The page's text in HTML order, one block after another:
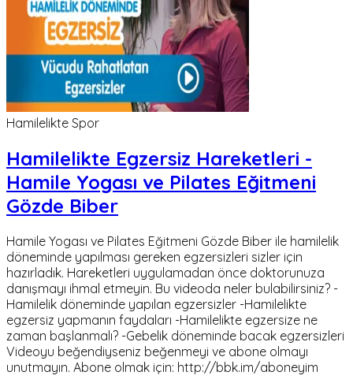
Hamilelikte Spor
Hamilelikte Egzersiz Hareketleri -
Hamile Yogası ve Pilates Eğitmeni
Gözde Biber
Hamile Yogası ve Pilates Eğitmeni Gözde Biber ile hamilelik
döneminde yapılması gereken egzersizleri sizler için
hazırladık. Hareketleri uygulamadan önce doktorunuza
danışmayı ihmal etmeyin. Bu videoda neler bulabilirsiniz? -
Hamilelik döneminde yapılan egzersizler -Hamilelikte
egzersiz yapmanın faydaları -Hamilelikte egzersize ne
zaman başlanmalı? -Gebelik döneminde bacak egzersizleri
Videoyu beğendiyseniz beğenmeyi ve abone olmayı
unutmayın. Abone olmak için: http://bbk.im/aboneyim